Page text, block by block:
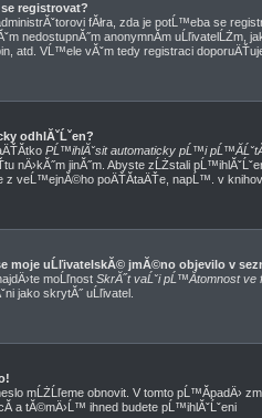
registrovat?
fĂłra, zda je potĹ™eba se
nedostupnĂ˝m anonymnĂ­m uĹľivatelĹŻm,
atd. VĹ™ele vĂˇm tedy registraci
odhlĂˇĹˇen?
PĹ™ihlĂˇsit automaticky pĹ™i pĹ™Ă­ĹˇtĂ­
nÄ›kĂ˝m jinĂ˝m. Abyste zĹŻstali
z veĹ™ejnĂ©ho poÄŤĂ­taÄŤe, napĹ™. v
moje uĹľivatelskĂ© jmĂ©no objevilo v
moĹľnost SkrĂ˝t vaĹˇi pĹ™Ă­tomnost ve
jako skrytĂ˝ uĹľivatel.
mĹŻĹľeme obnovit. V tomto pĹ™Ă­padÄ›
a tĂ©mÄ›Ĺ™ ihned budete pĹ™ihlĂˇĹˇeni